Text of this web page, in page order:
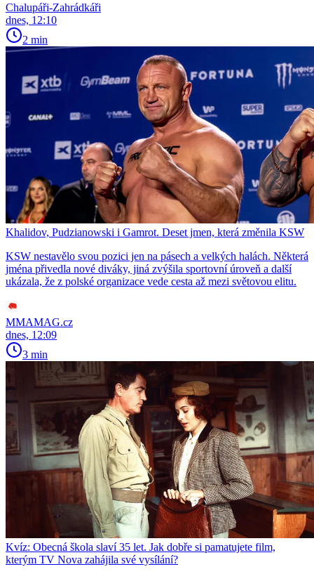
Chalupáři-Zahrádkáři
dnes, 12:10
2 min
Khalidov, Pudzianowski i Gamrot. Deset jmen, která změnila KSW
KSW nestavělo svou pozici jen na pásech a velkých halách. Některá
jména přivedla nové diváky, jiná zvýšila sportovní úroveň a další
ukázala, že z polské organizace vede cesta až mezi světovou elitu.
MMAMAG.cz
dnes, 12:09
3 min
Kvíz: Obecná škola slaví 35 let. Jak dobře si pamatujete film,
kterým TV Nova zahájila své vysílání?